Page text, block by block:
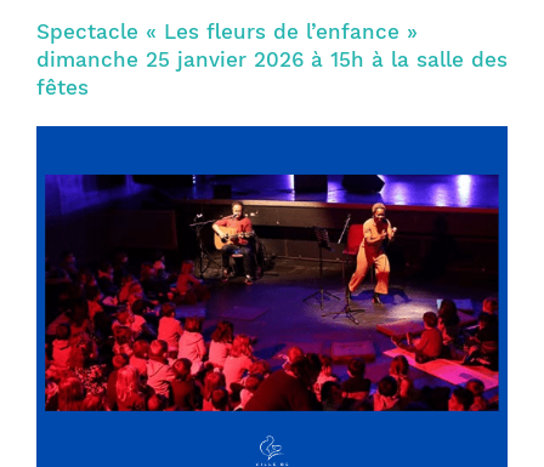
Spectacle « Les fleurs de l’enfance »
dimanche 25 janvier 2026 à 15h à la salle des
fêtes